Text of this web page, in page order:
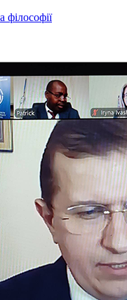
філософії